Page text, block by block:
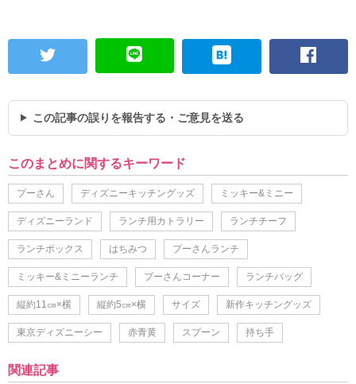
この記事の誤りを報告する・ご意見を送る
このまとめに関するキーワード
プーさん ディズニーキッチングッズ ミッキー&ミニー
ディズニーランド ランチ用カトラリー ランチチーフ
ランチボックス はちみつ プーさんランチ
ミッキー&ミニーランチ プーさんコーナー ランチバッグ
縦約11㎝×横 縦約5㎝×横 サイズ 新作キッチングッズ
東京ディズニーシー 赤青黄 スプーン 持ち手
関連記事